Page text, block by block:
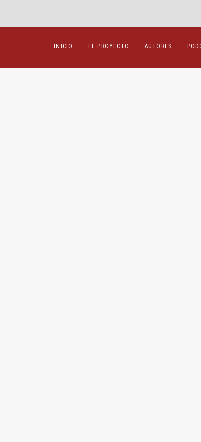
INICIO EL PROYECTO AUTORES